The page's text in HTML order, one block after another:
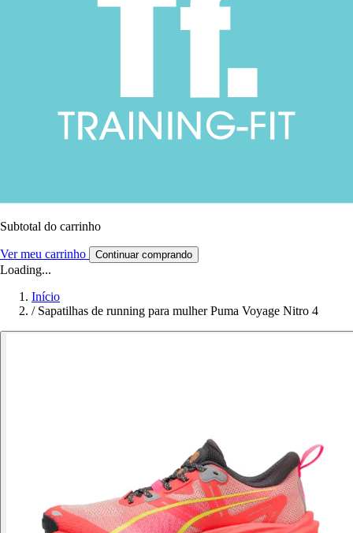
Subtotal do carrinho
Ver meu carrinho Continuar comprando
Loading...
Início
/ Sapatilhas de running para mulher Puma Voyage Nitro 4